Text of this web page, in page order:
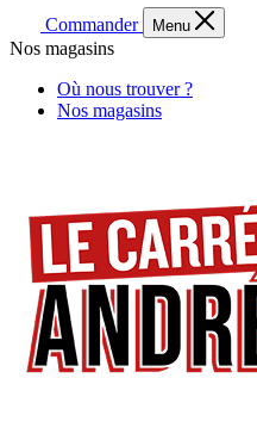
Commander Menu
Nos magasins
Où nous trouver ?
Nos magasins